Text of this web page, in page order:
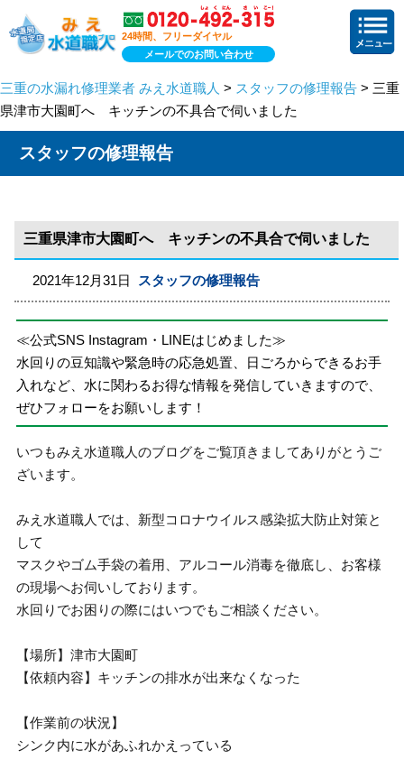
24時間、フリーダイヤル
メールでのお問い合わせ
三重の水漏れ修理業者 みえ水道職人 > スタッフの修理報告 > 三重
県津市大園町へ キッチンの不具合で伺いました
スタッフの修理報告
三重県津市大園町へ キッチンの不具合で伺いました
2021年12月31日 スタッフの修理報告
≪公式SNS Instagram・LINEはじめました≫
水回りの豆知識や緊急時の応急処置、日ごろからできるお手
入れなど、水に関わるお得な情報を発信していきますので、
ぜひフォローをお願いします！
いつもみえ水道職人のブログをご覧頂きましてありがとうご
ざいます。
みえ水道職人では、新型コロナウイルス感染拡大防止対策と
して
マスクやゴム手袋の着用、アルコール消毒を徹底し、お客様
の現場へお伺いしております。
水回りでお困りの際にはいつでもご相談ください。
【場所】津市大園町
【依頼内容】キッチンの排水が出来なくなった
【作業前の状況】
シンク内に水があふれかえっている